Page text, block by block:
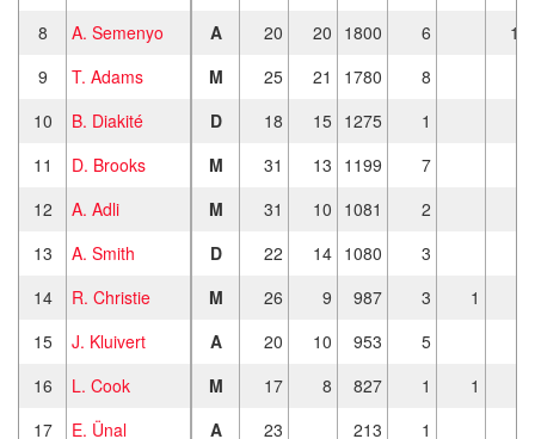
8 A. Semenyo A 20 20 1800 6
10
9
T. Adams M 25 21 1780 8
10
B. Diakité D 18 15 1275
1
11
D. Brooks M 31 13 1199 7
12
A. Adli M 31 10 1081 2
13
A. Smith D 22 14 1080
3
14
R. Christie M 26 9 987 3 1
15
J. Kluivert A 20 10 953 5
16
L. Cook M 17 8 827 1
1
17
E. Ünal A 23 213 1